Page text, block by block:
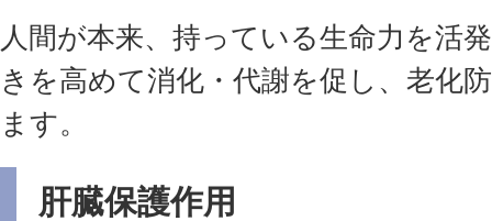
人間が本来、持っている生命力を活
きを高めて消化・代謝を促し、老化
ます。
肝臓保護作用